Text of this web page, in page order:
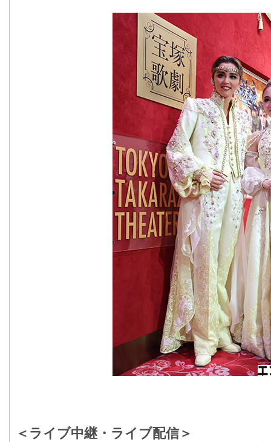
＜ライブ中継・ライブ配信＞